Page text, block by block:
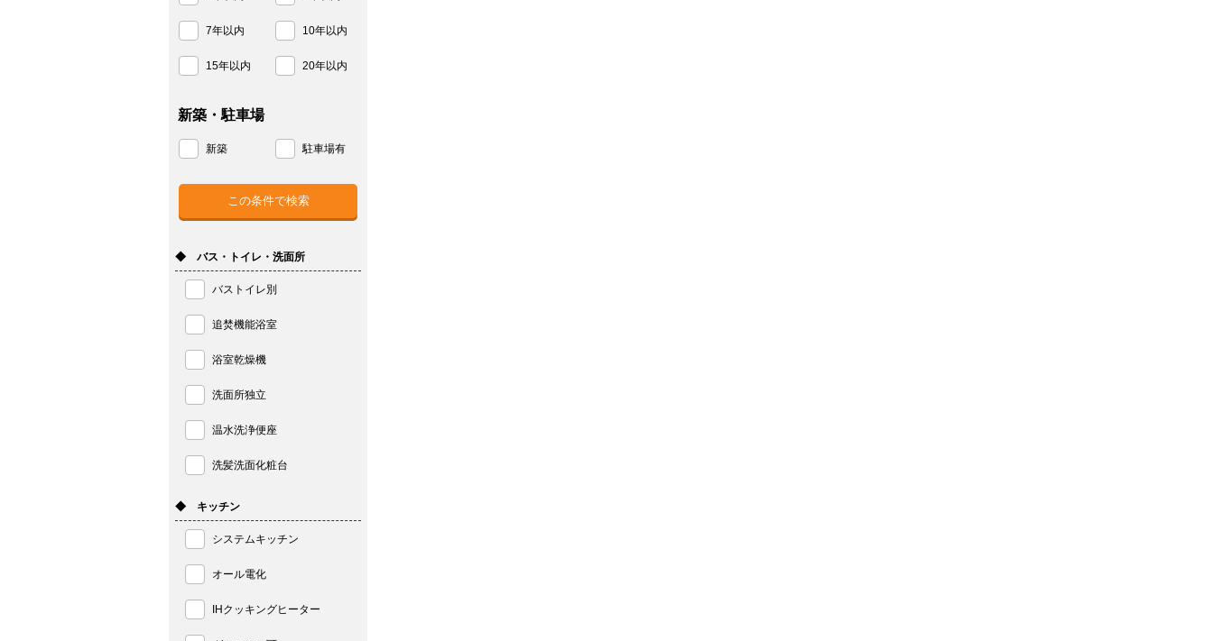
7年以内 10年以内
15年以内 20年以内
新築・駐車場
新築 駐車場有
◆ バス・トイレ・洗面所
バストイレ別
追焚機能浴室
浴室乾燥機
洗面所独立
温水洗浄便座
洗髪洗面化粧台
◆ キッチン
システムキッチン
オール電化
IHクッキングヒーター